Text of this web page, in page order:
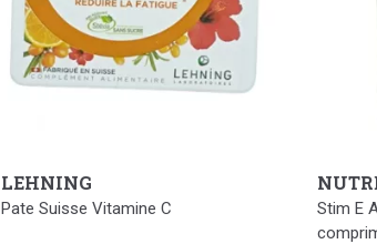
LEHNING
Pate Suisse Vitamine C
Stim E